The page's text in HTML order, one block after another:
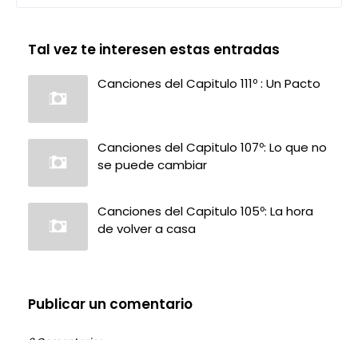
Tal vez te interesen estas entradas
Canciones del Capitulo 111º : Un Pacto
Canciones del Capitulo 107º: Lo que no
se puede cambiar
Canciones del Capitulo 105º: La hora
de volver a casa
Publicar un comentario